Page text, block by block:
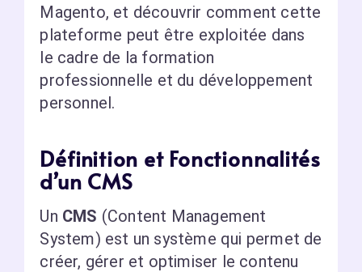
Magento, et découvrir comment cette
plateforme peut être exploitée dans
le cadre de la formation
professionnelle et du développement
personnel.
Définition et Fonctionnalités
d’un CMS
Un CMS (Content Management
System) est un système qui permet de
créer, gérer et optimiser le contenu